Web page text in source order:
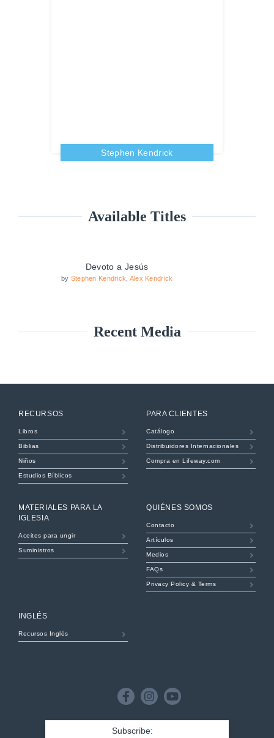
Stephen Kendrick
Available Titles
Devoto a Jesús
by Stephen Kendrick Alex Kendrick
Recent Media
RECURSOS
Libros
Biblias
Niños
Estudios Bíblicos
PARA CLIENTES
Catálogo
Distribuidores Internacionales
Compra en Lifeway.com
QUIÉNES SOMOS
Contacto
Artículos
Medios
FAQs
Privacy Policy & Terms
INGLÉS
Recursos Inglés
MATERIALES PARA LA
IGLESIA
Aceites para ungir
Suministros
Publishing
FacebookInstagramYoutube